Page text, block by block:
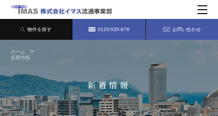
物件を探す 0120-535-878 お問い合わせ
ホーム
新着情報
新着情報